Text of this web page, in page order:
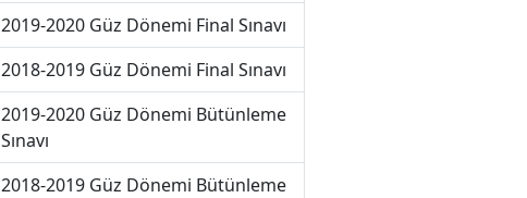
2019-2020 Güz Dönemi Final Sınavı
2018-2019 Güz Dönemi Final Sınavı
2019-2020 Güz Dönemi Bütünleme
Sınavı
2018-2019 Güz Dönemi Bütünleme